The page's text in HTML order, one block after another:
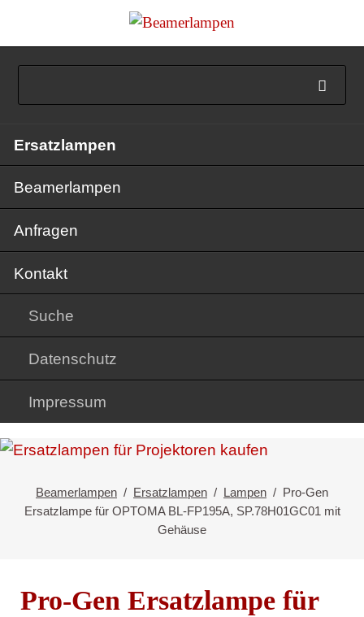
überspringen
Ersatzlampen
Beamerlampen
Anfragen
Kontakt
Suche
Datenschutz
Impressum
Beamerlampen Ersatzlampen Lampen
Pro-Gen
Ersatzlampe für OPTOMA BL-FP195A, SP.78H01GC01 mit
Gehäuse
Pro-Gen Ersatzlampe für